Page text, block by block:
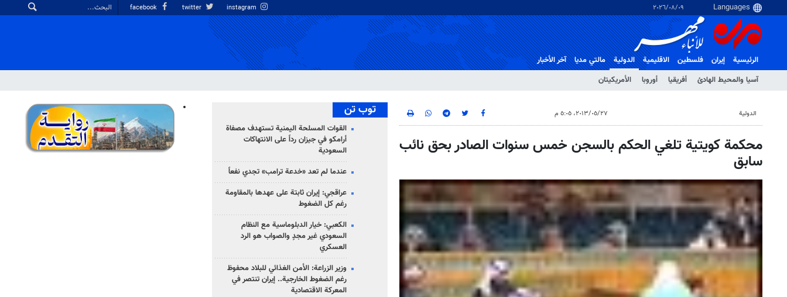
٠٩‏/٠٨‏/٢٠٢٦
الرئيسية إيران فلسطین الاقلیمیة
الدولية
آسيا والمحيط الهادئ
أفريقيا أوروبا الأمريكيتان
مالتي مدیا آخر الأخبار
الدولية ٢٧‏/٠٥‏/٢٠١٣، ٥:٠٥ م
محكمة كويتية تلغي الحكم بالسجن خمس سنوات الصادر بحق نائب
سابق
توب تن
القوات المسلحة اليمنية تستهدف مصفاة
أرامكو في جيزان رداً على الانتهاكات
السعودية
عندما لم تعد «خدعة ترامب» تجدي نفعاً
عراقجي: إيران ثابتة على عهدها بالمقاومة
رغم كل الضغوط
الكعبي: خيار الدبلوماسية مع النظام
السعودي غير مجدٍ والصواب هو الرد
العسكري
وزير الزراعة: الأمن الغذائي للبلاد محفوظ
رغم الضغوط الخارجية.. إيران تنتصر في
المعركة الاقتصادية